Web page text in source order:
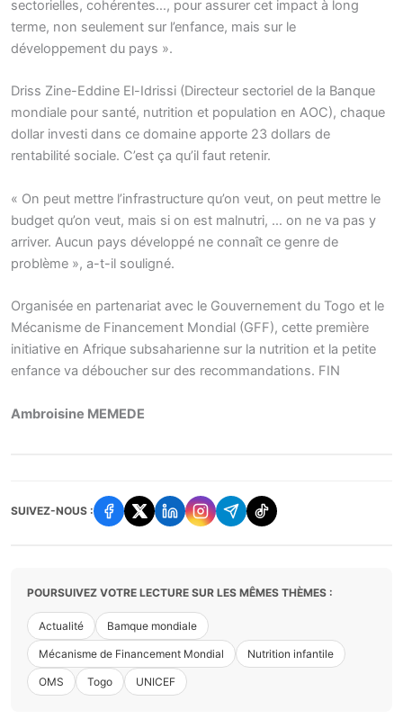
sectorielles, cohérentes…, pour assurer cet impact à long
terme, non seulement sur l’enfance, mais sur le
développement du pays ».
Driss Zine-Eddine El-Idrissi (Directeur sectoriel de la Banque
mondiale pour santé, nutrition et population en AOC), chaque
dollar investi dans ce domaine apporte 23 dollars de
rentabilité sociale. C’est ça qu’il faut retenir.
« On peut mettre l’infrastructure qu’on veut, on peut mettre le
budget qu’on veut, mais si on est malnutri, … on ne va pas y
arriver. Aucun pays développé ne connaît ce genre de
problème », a-t-il souligné.
Organisée en partenariat avec le Gouvernement du Togo et le
Mécanisme de Financement Mondial (GFF), cette première
initiative en Afrique subsaharienne sur la nutrition et la petite
enfance va déboucher sur des recommandations. FIN
Ambroisine MEMEDE
SUIVEZ-NOUS :
POURSUIVEZ VOTRE LECTURE SUR LES MÊMES THÈMES :
Actualité Bamque mondiale
Mécanisme de Financement Mondial Nutrition infantile
OMS Togo UNICEF